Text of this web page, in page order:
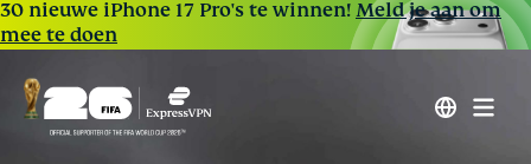
30 nieuwe iPhone 17 Pro's te winnen!Meld je aan om
mee te doen